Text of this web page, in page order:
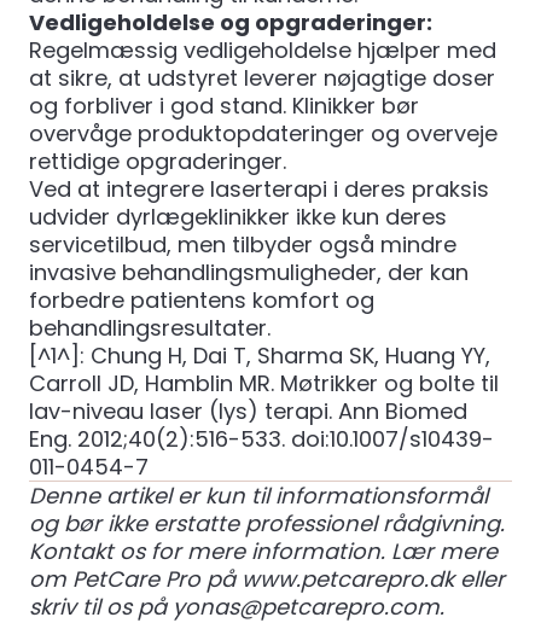
Vedligeholdelse og opgraderinger:
Regelmæssig vedligeholdelse hjælper med
at sikre, at udstyret leverer nøjagtige doser
og forbliver i god stand. Klinikker bør
overvåge produktopdateringer og overveje
rettidige opgraderinger.
Ved at integrere laserterapi i deres praksis
udvider dyrlægeklinikker ikke kun deres
servicetilbud, men tilbyder også mindre
invasive behandlingsmuligheder, der kan
forbedre patientens komfort og
behandlingsresultater.
[^1^]: Chung H, Dai T, Sharma SK, Huang YY,
Carroll JD, Hamblin MR. Møtrikker og bolte til
lav-niveau laser (lys) terapi. Ann Biomed
Eng. 2012;40(2):516-533. doi:10.1007/s10439-
011-0454-7
Denne artikel er kun til informationsformål
og bør ikke erstatte professionel rådgivning.
Kontakt os for mere information. Lær mere
om PetCare Pro på www.petcarepro.dkeller
skriv til os på yonas@petcarepro.com.